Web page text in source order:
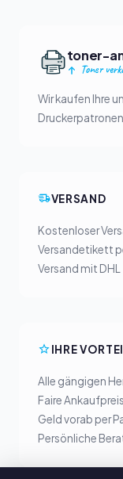
toner-
Toner
Wir kaufen Ihre
VERSAND
Kostenloser
Versandetikett
Versand mit DHL
IHRE
Alle gängigen
Faire
Geld vorab per
Persönliche